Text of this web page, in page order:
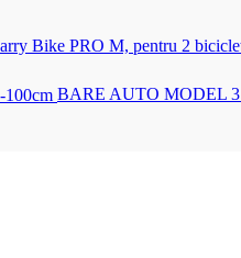
BARE AUTO MODEL 3